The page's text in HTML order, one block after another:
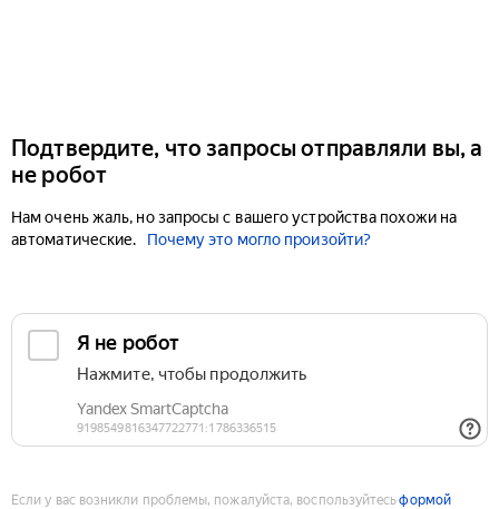
Подтвердите, что запросы отправляли вы, а
не робот
Нам очень жаль, но запросы с вашего устройства похожи на
автоматические.
Почему это могло произойти?
Если у вас возникли проблемы, пожалуйста, воспользуйтесьформой